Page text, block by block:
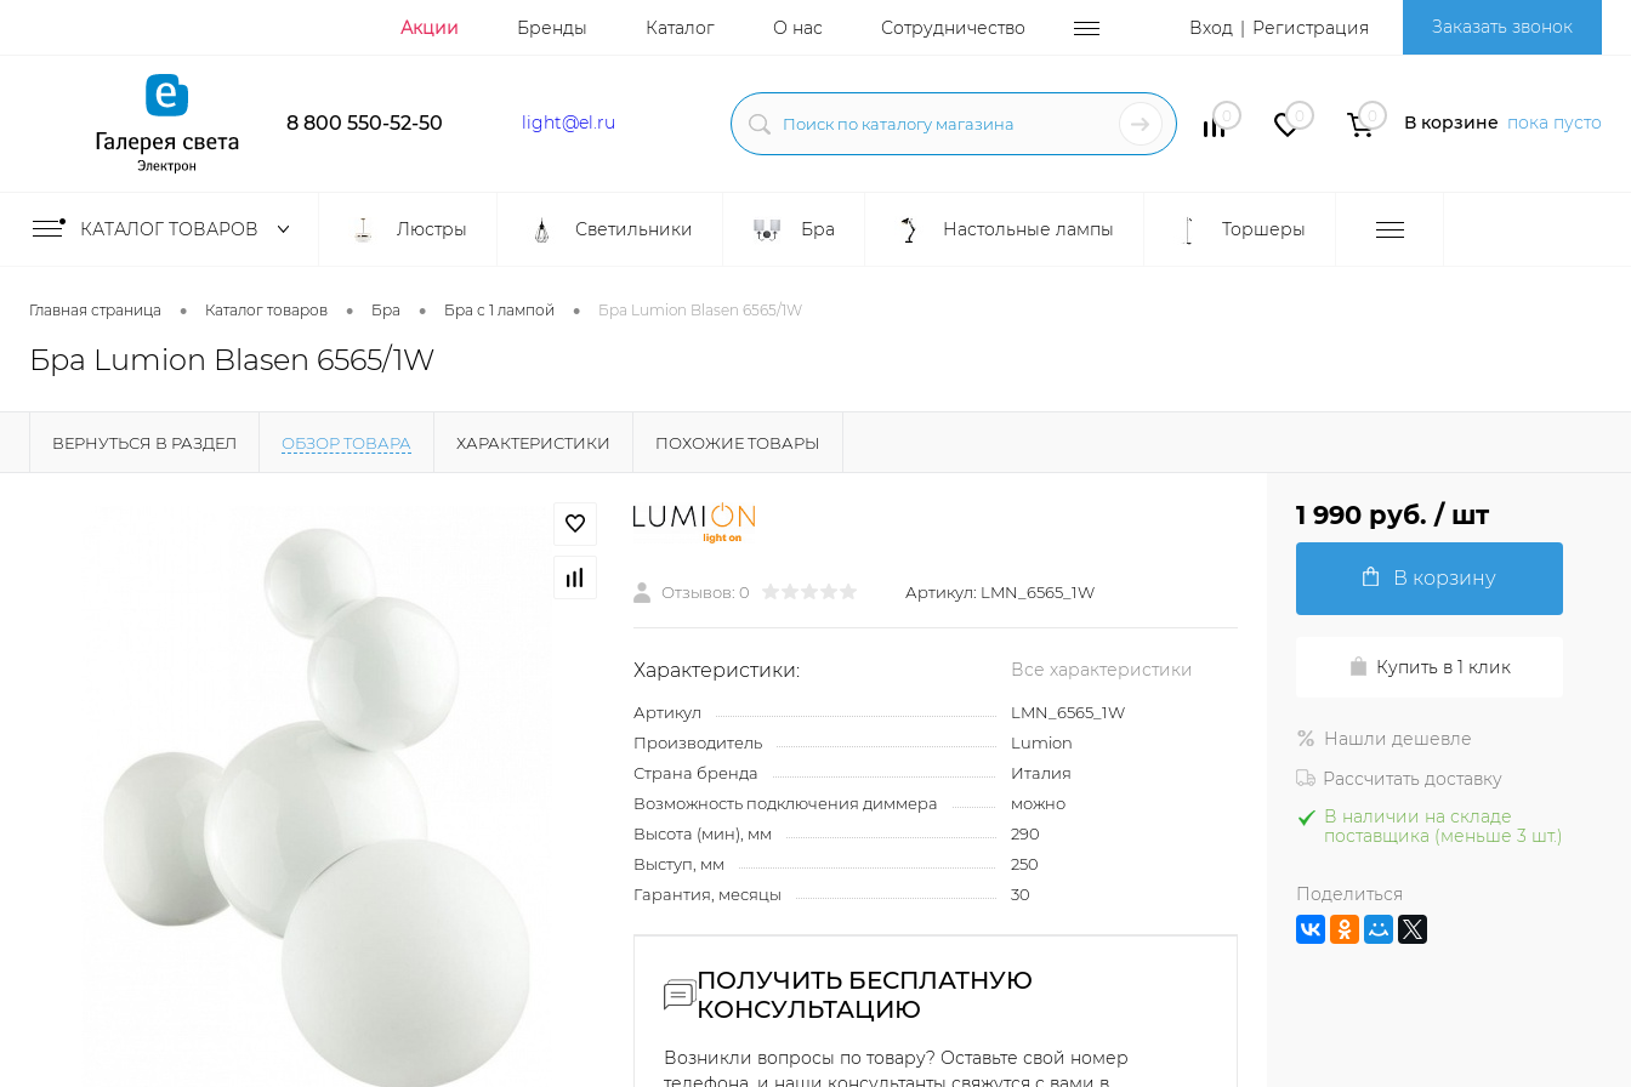
Акции Бренды Каталог О нас Сотрудничество Вход Регистрация Заказать звонок
8 800 550-52-50 light@el.ru 0 0 0 В корзине пока пусто
КАТАЛОГ ТОВАРОВ Люстры Светильники Бра Настольные лампы Торшеры
Главная страница • Каталог товаров • Бра • Бра с 1 лампой • Бра Lumion Blasen 6565/1W
Бра Lumion Blasen 6565/1W
ВЕРНУТЬСЯ В РАЗДЕЛ ОБЗОР ТОВАРА ХАРАКТЕРИСТИКИ ПОХОЖИЕ ТОВАРЫ
Отзывов: 0 Артикул: LMN_6565_1W
Характеристики: Все характеристики
Артикул
LMN_6565_1W
Производитель
Lumion
Страна бренда
Италия
Возможность подключения диммера
можно
Высота (мин), мм
290
Выступ, мм
250
Гарантия, месяцы
30
ПОЛУЧИТЬ БЕСПЛАТНУЮ
КОНСУЛЬТАЦИЮ
Возникли вопросы по товару? Оставьте свой номер
1 990 руб. / шт
В корзину
Купить в 1 клик
Нашли дешевле
Рассчитать доставку
В наличии на складе
поставщика (меньше 3 шт.)
Поделиться